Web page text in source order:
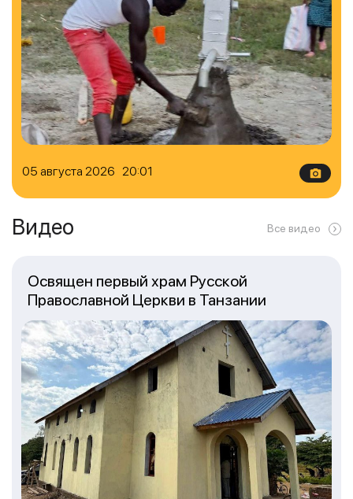
05 августа 2026 20:01
Видео Все видео
Освящен первый храм Русской
Православной Церкви в Танзании